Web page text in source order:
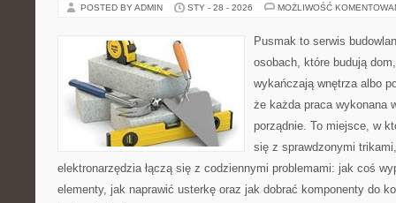
POSTED BY ADMIN STY - 28 - 2026 MOŻLIWOŚĆ
Pusmak to serwis
osobach, które budują
wykańczają wnętrza albo
że każda praca wykonana
porządnie. To miejsce, w
się z sprawdzonymi
elektronarzędzia łączą się z codziennymi problemami: jak coś
elementy, jak naprawić usterkę oraz jak dobrać komponenty do